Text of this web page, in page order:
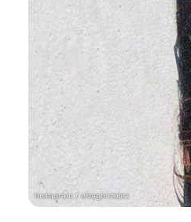
Instagram / eizagonzalez